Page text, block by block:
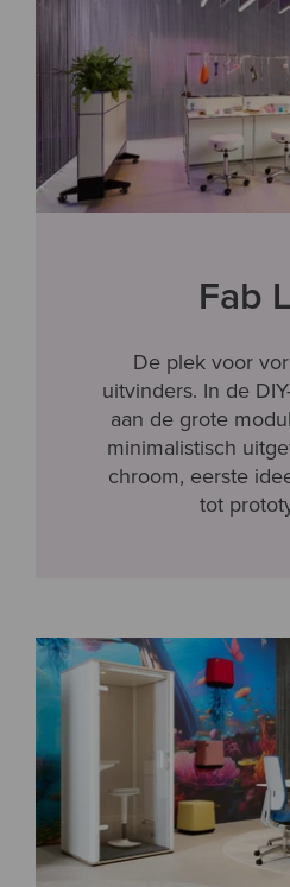
Fab
De plek voor
uitvinders. In de
aan de grote
minimalistisch
chroom, eerste
tot